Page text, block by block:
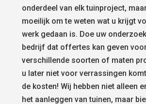
onderdeel van elk tuinproject,
moeilijk om te weten wat u krijgt
werk gedaan is. Doe uw
bedrijf dat offertes kan geven
verschillende soorten of maten
u later niet voor verrassingen
de kosten! Wij hebben niet alleen
het aanleggen van tuinen, maar